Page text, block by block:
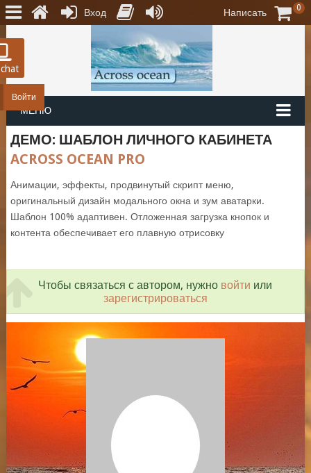
Войти
МЕНЮ
ДЕМО: ШАБЛОН ЛИЧНОГО КАБИНЕТА
ACROSS OCEAN PRO
Анимации, эффекты, продвинутый скрипт меню,
оригинальный дизайн модального окна и зум аватарки.
Шаблон 100% адаптивен. Отложенная загрузка кнопок и
контента обеспечивает его плавную отрисовку
Чтобы связаться с автором, нужно войти или
зарегистрироваться
Вход Написать 0